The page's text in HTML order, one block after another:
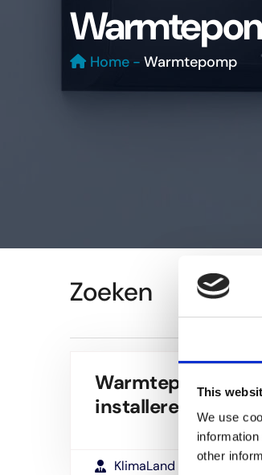
This
We use
other
Home - Warmtepomp
Zoeken
Warmtepomp
installeren?
KlimaLand